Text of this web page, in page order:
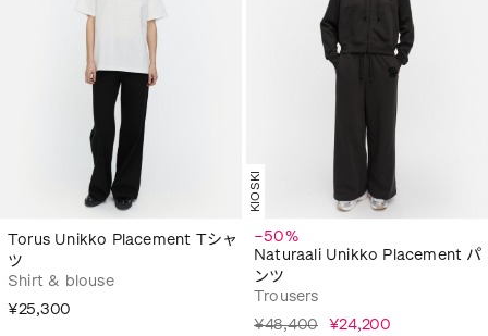
Torus Unikko Placement Tシャ
ツ
Shirt & blouse
¥25,300
KIOSKI
−50%
Naturaali Unikko Placement パ
ンツ
Trousers
¥48,400 ¥24,200